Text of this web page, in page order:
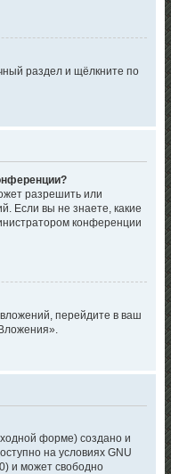
раздел и щёлкните по
разрешить или
Если вы не знаете, какие
конференции
перейдите в ваш
форме) создано и
на условиях GNU
и может свободно